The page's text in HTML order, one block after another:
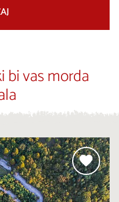
bi vas morda